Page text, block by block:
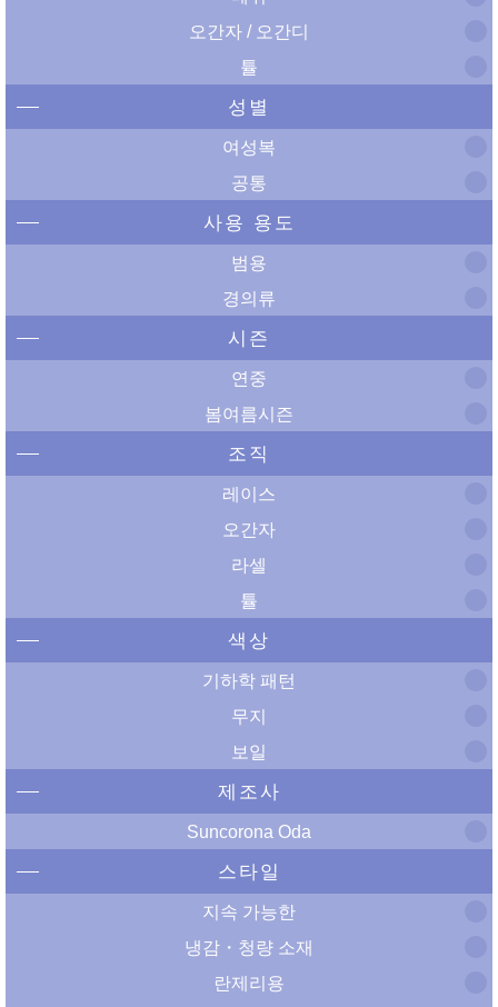
오간자 / 오간디
튤
성별
여성복
공통
사용 용도
범용
경의류
시즌
연중
봄여름시즌
조직
레이스
오간자
라셀
튤
색상
기하학 패턴
무지
보일
제조사
Suncorona Oda
스타일
지속 가능한
냉감・청량 소재
란제리용